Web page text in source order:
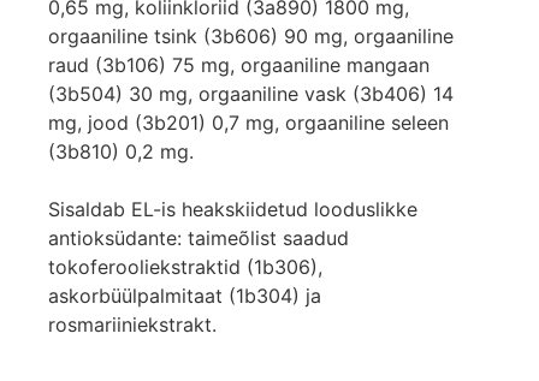
0,65 mg, koliinkloriid (3a890) 1800 mg,
orgaaniline tsink (3b606) 90 mg, orgaaniline
raud (3b106) 75 mg, orgaaniline mangaan
(3b504) 30 mg, orgaaniline vask (3b406) 14
mg, jood (3b201) 0,7 mg, orgaaniline seleen
(3b810) 0,2 mg.
Sisaldab EL-is heakskiidetud looduslikke
antioksüdante: taimeõlist saadud
tokoferooliekstraktid (1b306),
askorbüülpalmitaat (1b304) ja
rosmariiniekstrakt.